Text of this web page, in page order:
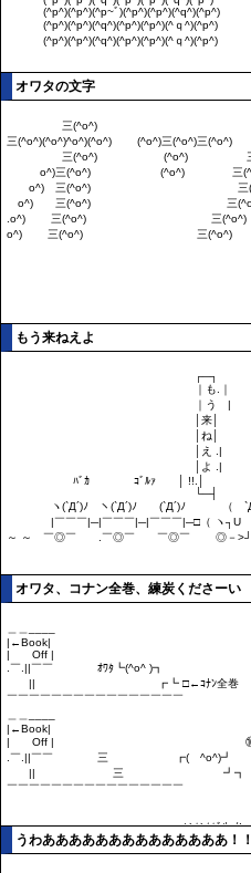
オワタの文字
もう来ねえよ
オワタ、コナン全巻、練炭くださーい
うわああああああああああああああ！